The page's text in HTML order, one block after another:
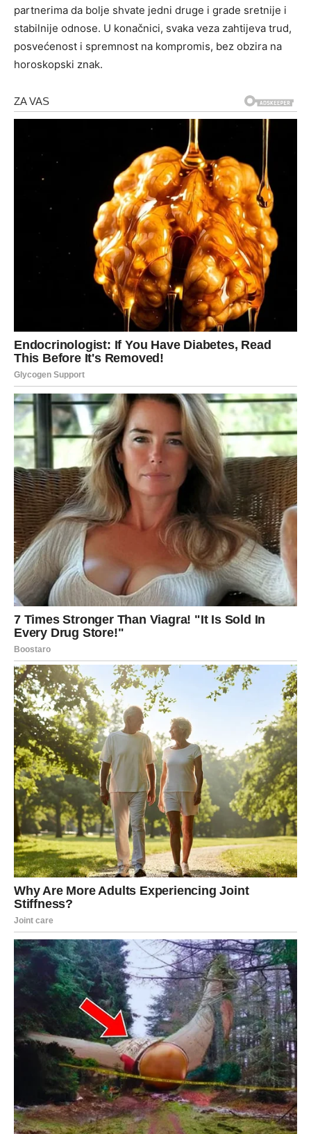
partnerima da bolje shvate jedni druge i grade sretnije i
stabilnije odnose. U konačnici, svaka veza zahtijeva trud,
posvećenost i spremnost na kompromis, bez obzira na
horoskopski znak.